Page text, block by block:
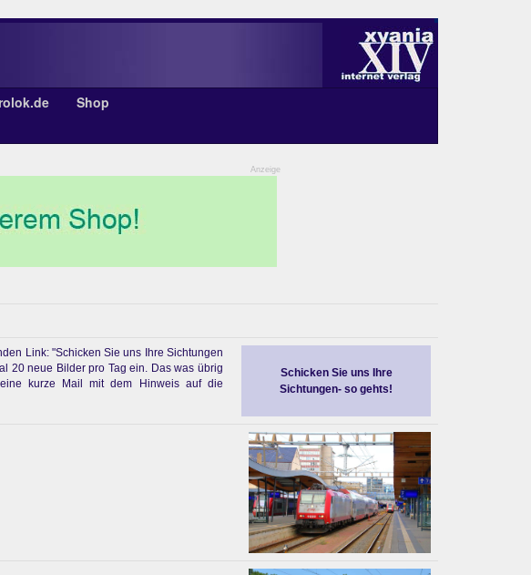
Shop
Anzeige
Link: "Schicken Sie uns Ihre Sichtungen
20 neue Bilder pro Tag ein. Das was übrig
kurze Mail mit dem Hinweis auf die
Schicken Sie uns Ihre
Sichtungen- so gehts!